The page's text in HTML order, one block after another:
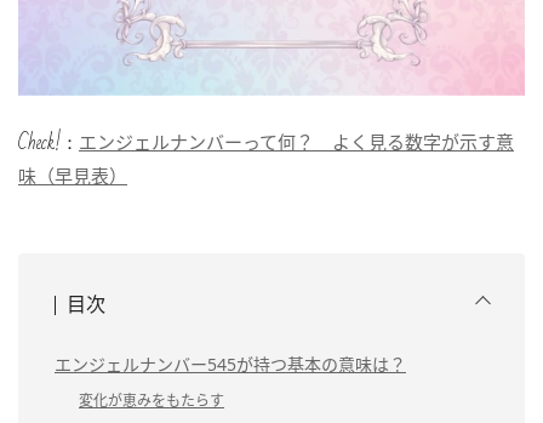
Check!： エンジェルナンバーって何？ よく見る数字が示す意
味（早見表）
目次
エンジェルナンバー545が持つ基本の意味は？
変化が恵みをもたらす